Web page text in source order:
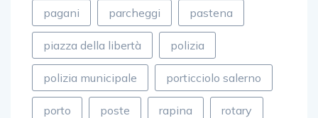
pagani parcheggi pastena
piazza della libertà polizia
polizia municipale porticciolo salerno
porto poste rapina rotary